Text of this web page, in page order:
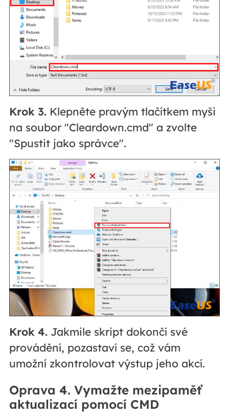
Krok 3.Klepněte pravým tlačítkem myši
na soubor "Cleardown.cmd" a zvolte
"Spustit jako správce".
Krok 4.Jakmile skript dokončí své
provádění, pozastaví se, což vám
umožní zkontrolovat výstup jeho akcí.
Oprava 4. Vymažte mezipaměť
aktualizací pomocí CMD